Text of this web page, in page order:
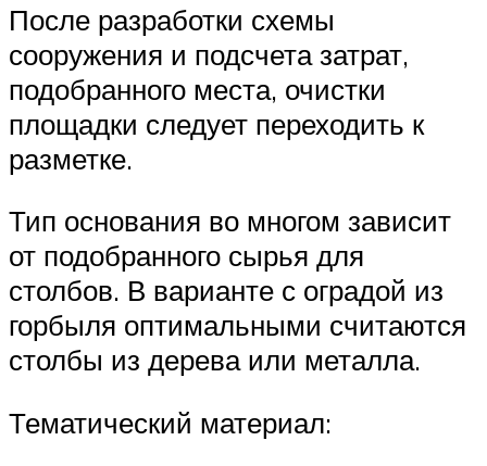
После разработки схемы
сооружения и подсчета затрат,
подобранного места, очистки
площадки следует переходить к
разметке.
Тип основания во многом зависит
от подобранного сырья для
столбов. В варианте с оградой из
горбыля оптимальными считаются
столбы из дерева или металла.
Тематический материал: